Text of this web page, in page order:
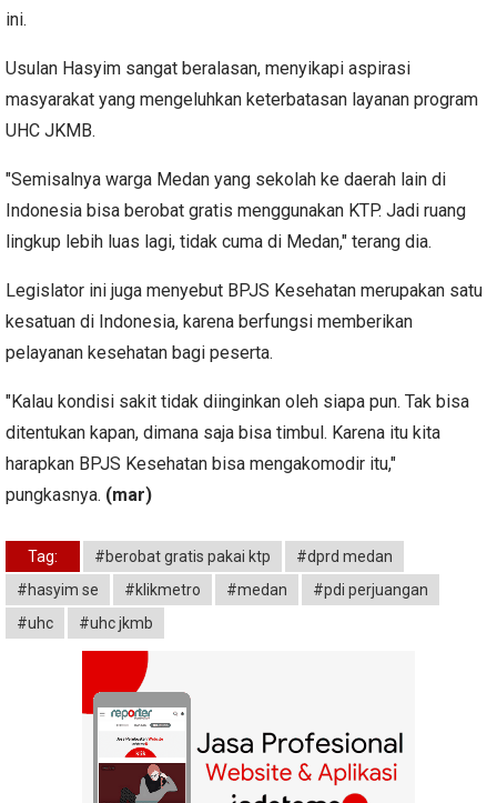
ini.
Usulan Hasyim sangat beralasan, menyikapi aspirasi
masyarakat yang mengeluhkan keterbatasan layanan program
UHC JKMB.
"Semisalnya warga Medan yang sekolah ke daerah lain di
Indonesia bisa berobat gratis menggunakan KTP. Jadi ruang
lingkup lebih luas lagi, tidak cuma di Medan," terang dia.
Legislator ini juga menyebut BPJS Kesehatan merupakan satu
kesatuan di Indonesia, karena berfungsi memberikan
pelayanan kesehatan bagi peserta.
"Kalau kondisi sakit tidak diinginkan oleh siapa pun. Tak bisa
ditentukan kapan, dimana saja bisa timbul. Karena itu kita
harapkan BPJS Kesehatan bisa mengakomodir itu,"
pungkasnya. (mar)
Tag: #berobat gratis pakai ktp
#dprd medan
#hasyim se
#klikmetro #medan
#pdi perjuangan
#uhc
#uhc jkmb